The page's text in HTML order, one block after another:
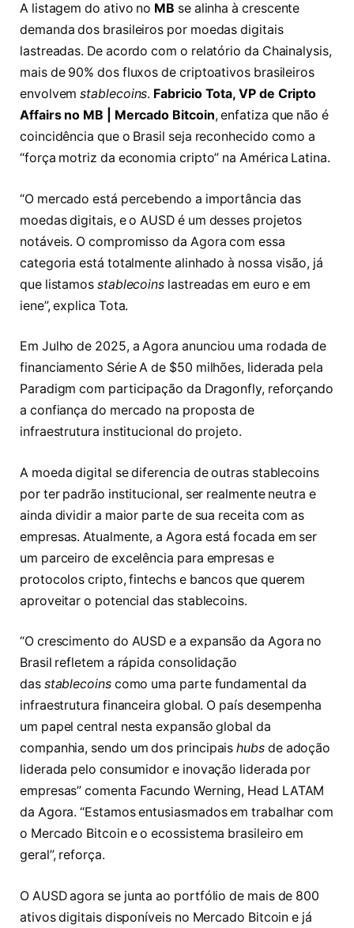
A listagem do ativo no MB se alinha à crescente
demanda dos brasileiros por moedas digitais
lastreadas. De acordo com o relatório da Chainalysis,
mais de 90% dos fluxos de criptoativos brasileiros
envolvemstablecoins. Fabricio Tota, VP de Cripto
Affairs no MB | Mercado Bitcoin, enfatiza que não é
coincidência que o Brasil seja reconhecido como a
“força motriz da economia cripto” na América Latina.
“O mercado está percebendo a importância das
moedas digitais, e o AUSD é um desses projetos
notáveis. O compromisso da Agora com essa
categoria está totalmente alinhado à nossa visão, já
que listamos stablecoins lastreadas em euro e em
iene”, explica Tota.
Em Julho de 2025, a Agora anunciou uma rodada de
financiamento Série A de $50 milhões, liderada pela
Paradigm com participação da Dragonfly, reforçando
a confiança do mercado na proposta de
infraestrutura institucional do projeto.
A moeda digital se diferencia de outras stablecoins
por ter padrão institucional, ser realmente neutra e
ainda dividir a maior parte de sua receita com as
empresas. Atualmente, a Agora está focada em ser
um parceiro de excelência para empresas e
protocolos cripto, fintechs e bancos que querem
aproveitar o potencial das stablecoins.
“O crescimento do AUSD e a expansão da Agora no
Brasil refletem a rápida consolidação
das stablecoinscomo uma parte fundamental da
infraestrutura financeira global. O país desempenha
um papel central nesta expansão global da
companhia, sendo um dos principaishubsde adoção
liderada pelo consumidor e inovação liderada por
empresas” comenta Facundo Werning, Head LATAM
da Agora. “Estamos entusiasmados em trabalhar com
o Mercado Bitcoin e o ecossistema brasileiro em
geral”, reforça.
O AUSD agora se junta ao portfólio de mais de 800
ativos digitais disponíveis no Mercado Bitcoin e já